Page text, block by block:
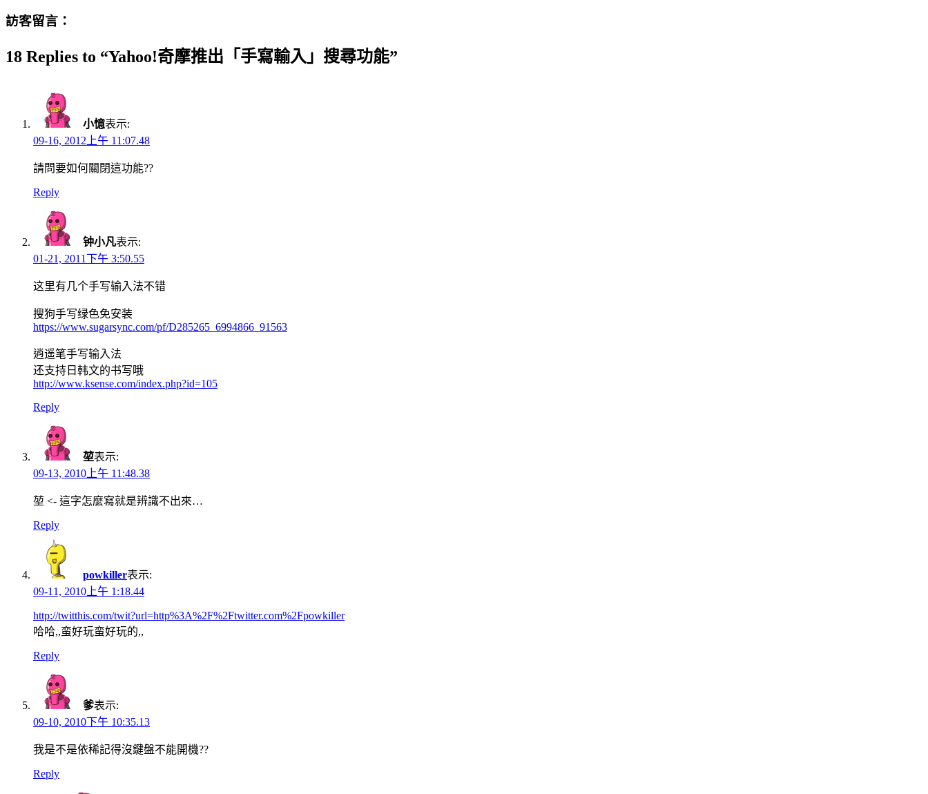
訪客留言：
18 Replies to “Yahoo!奇摩推出「手寫輸入」搜尋功能”
小憶表示:
09-16, 2012上午 11:07.48
請問要如何關閉這功能??
Reply
钟小凡表示:
01-21, 2011下午 3:50.55
这里有几个手写输入法不错
搜狗手写绿色免安装
https://www.sugarsync.com/pf/D285265_6994866_91563
逍遥笔手写输入法
还支持日韩文的书写哦
http://www.ksense.com/index.php?id=105
Reply
堃表示:
09-13, 2010上午 11:48.38
堃 <- 這字怎麼寫就是辨識不出來…
Reply
powkiller表示:
09-11, 2010上午 1:18.44
http://twitthis.com/twit?url=http%3A%2F%2Ftwitter.com%2Fpowkiller
哈哈,,蛮好玩蛮好玩的,,
Reply
爹表示:
09-10, 2010下午 10:35.13
我是不是依稀記得沒鍵盤不能開機??
Reply